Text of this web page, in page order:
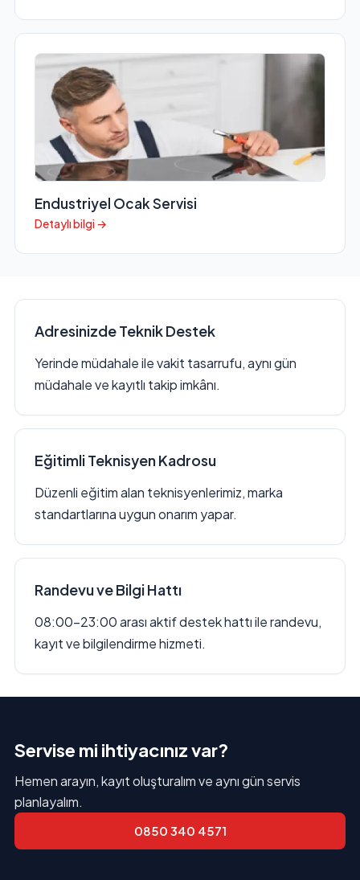
Endustriyel Ocak Servisi
Detaylı bilgi →
Adresinizde Teknik Destek
Yerinde müdahale ile vakit tasarrufu, aynı gün
müdahale ve kayıtlı takip imkânı.
Eğitimli Teknisyen Kadrosu
Düzenli eğitim alan teknisyenlerimiz, marka
standartlarına uygun onarım yapar.
Randevu ve Bilgi Hattı
08:00–23:00 arası aktif destek hattı ile randevu,
kayıt ve bilgilendirme hizmeti.
Servise mi ihtiyacınız var?
Hemen arayın, kayıt oluşturalım ve aynı gün servis
planlayalım.
0850 340 4571